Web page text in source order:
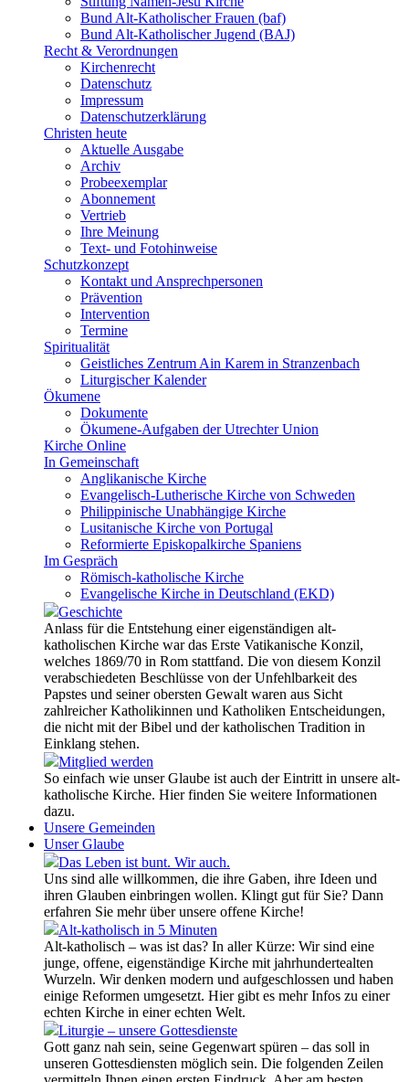
Bund Alt-Katholischer Frauen (baf)
Bund Alt-Katholischer Jugend (BAJ)
Recht & Verordnungen
Kirchenrecht
Datenschutz
Impressum
Datenschutzerklärung
Christen heute
Aktuelle Ausgabe
Archiv
Probeexemplar
Abonnement
Vertrieb
Ihre Meinung
Text- und Fotohinweise
Schutzkonzept
Kontakt und Ansprechpersonen
Prävention
Intervention
Termine
Spiritualität
Geistliches Zentrum Ain Karem in Stranzenbach
Liturgischer Kalender
Ökumene
Dokumente
Ökumene-Aufgaben der Utrechter Union
Kirche Online
In Gemeinschaft
Anglikanische Kirche
Evangelisch-Lutherische Kirche von Schweden
Philippinische Unabhängige Kirche
Lusitanische Kirche von Portugal
Reformierte Episkopalkirche Spaniens
Im Gespräch
Römisch-katholische Kirche
Evangelische Kirche in Deutschland (EKD)
Geschichte
Anlass für die Entstehung einer eigenständigen alt-
katholischen Kirche war das Erste Vatikanische Konzil,
welches 1869/70 in Rom stattfand. Die von diesem Konzil
verabschiedeten Beschlüsse von der Unfehlbarkeit des
Papstes und seiner obersten Gewalt waren aus Sicht
zahlreicher Katholikinnen und Katholiken Entscheidungen,
die nicht mit der Bibel und der katholischen Tradition in
Einklang stehen.
Mitglied werden
So einfach wie unser Glaube ist auch der Eintritt in unsere alt-
katholische Kirche. Hier finden Sie weitere Informationen
dazu.
Unsere Gemeinden
Unser Glaube
Das Leben ist bunt. Wir auch.
Uns sind alle willkommen, die ihre Gaben, ihre Ideen und
ihren Glauben einbringen wollen. Klingt gut für Sie? Dann
erfahren Sie mehr über unsere offene Kirche!
Alt-katholisch in 5 Minuten
Alt-katholisch – was ist das? In aller Kürze: Wir sind eine
junge, offene, eigenständige Kirche mit jahrhundertealten
Wurzeln. Wir denken modern und aufgeschlossen und haben
einige Reformen umgesetzt. Hier gibt es mehr Infos zu einer
echten Kirche in einer echten Welt.
Liturgie – unsere Gottesdienste
Gott ganz nah sein, seine Gegenwart spüren – das soll in
unseren Gottesdiensten möglich sein. Die folgenden Zeilen